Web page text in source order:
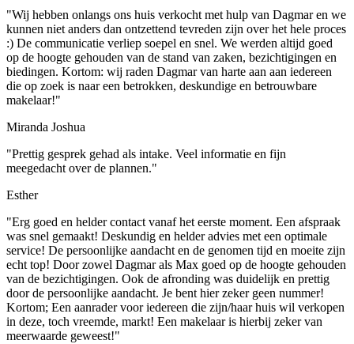
"Wij hebben onlangs ons huis verkocht met hulp van Dagmar en we
kunnen niet anders dan ontzettend tevreden zijn over het hele proces
:) De communicatie verliep soepel en snel. We werden altijd goed
op de hoogte gehouden van de stand van zaken, bezichtigingen en
biedingen. Kortom: wij raden Dagmar van harte aan aan iedereen
die op zoek is naar een betrokken, deskundige en betrouwbare
makelaar!"
Miranda Joshua
"Prettig gesprek gehad als intake. Veel informatie en fijn
meegedacht over de plannen."
Esther
"Erg goed en helder contact vanaf het eerste moment. Een afspraak
was snel gemaakt! Deskundig en helder advies met een optimale
service! De persoonlijke aandacht en de genomen tijd en moeite zijn
echt top! Door zowel Dagmar als Max goed op de hoogte gehouden
van de bezichtigingen. Ook de afronding was duidelijk en prettig
door de persoonlijke aandacht. Je bent hier zeker geen nummer!
Kortom; Een aanrader voor iedereen die zijn/haar huis wil verkopen
in deze, toch vreemde, markt! Een makelaar is hierbij zeker van
meerwaarde geweest!"